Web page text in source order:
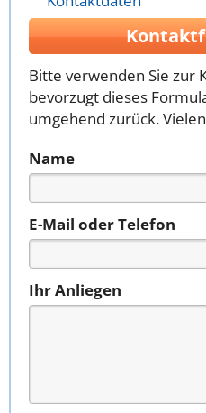
Bitte verwenden Sie zur
bevorzugt dieses
umgehend zurück.
Name
E-Mail oder Telefon
Ihr Anliegen